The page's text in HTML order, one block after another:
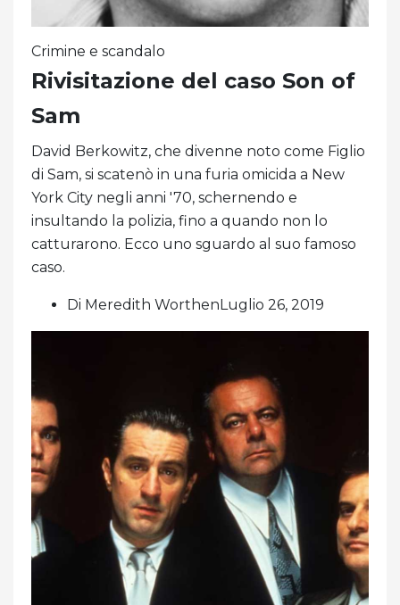
Crimine e scandalo
Rivisitazione del caso Son of
Sam
David Berkowitz, che divenne noto come Figlio
di Sam, si scatenò in una furia omicida a New
York City negli anni '70, schernendo e
insultando la polizia, fino a quando non lo
catturarono. Ecco uno sguardo al suo famoso
caso.
Di Meredith WorthenLuglio 26, 2019